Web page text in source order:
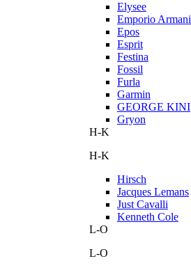
Elysee
Emporio Armani
Epos
Esprit
Festina
Fossil
Furla
Garmin
GEORGE KINI
Gryon
H-K
H-K
Hirsch
Jacques Lemans
Just Cavalli
Kenneth Cole
L-O
L-O